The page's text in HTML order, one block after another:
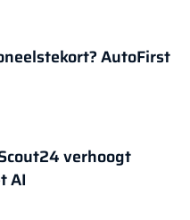
AutoFirst
verhoogt
AI